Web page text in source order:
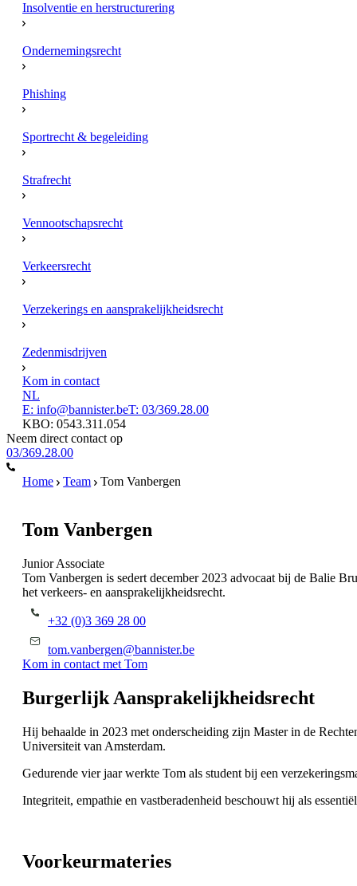
Insolventie en herstructurering
Ondernemingsrecht
Phishing
Sportrecht & begeleiding
Strafrecht
Vennootschapsrecht
Verkeersrecht
Verzekerings en aansprakelijkheidsrecht
Zedenmisdrijven
Kom in contact
NL
E: info@bannister.beT: 03/369.28.00
KBO: 0543.311.054
Neem direct contact op
03/369.28.00
Home Team Tom Vanbergen
Tom Vanbergen
Junior Associate
Tom Vanbergen is sedert december 2023 advocaat bij de Balie
het verkeers- en aansprakelijkheidsrecht.
+32 (0)3 369 28 00
tom.vanbergen@bannister.be
Kom in contact met Tom
Burgerlijk Aansprakelijkheidsrecht
Hij behaalde in 2023 met onderscheiding zijn Master in de
Universiteit van Amsterdam.
Gedurende vier jaar werkte Tom als student bij een
Integriteit, empathie en vastberadenheid beschouwt hij als
Voorkeurmateries